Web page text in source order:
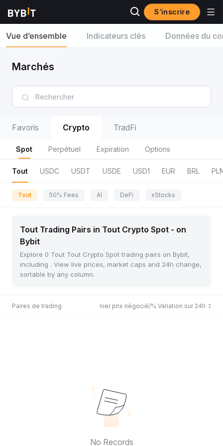
S’inscrire
Vue d’ensemble Indicateurs clés Données du
Marchés
Favoris Crypto TradFi
Spot Perpétuel Expiration Options
Tout USDC USDT USDE USD1 EUR BRL
Tout 50% Fees AI DeFi xStocks
Tout Trading Pairs in Tout Crypto Spot - on
Bybit
Explore 0 Tout Tout Crypto Spot trading pairs on Bybit,
including . View live prices, market caps and 24h change,
sortable by any column.
Paires de trading Dernier prix négocié/% Variation sur 24h
No Records